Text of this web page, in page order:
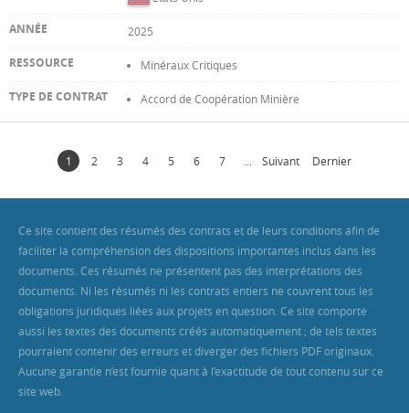
2025
Minéraux Critiques
Accord de Coopération Minière
1 2 3 4 5 6 7 Suivant Dernier
Ce site contient des résumés des contrats et de leurs conditions afin de
faciliter la compréhension des dispositions importantes inclus dans les
documents. Ces résumés ne présentent pas des interprétations des
documents. Ni les résumés ni les contrats entiers ne couvrent tous les
obligations juridiques liées aux projets en question. Ce site comporte
aussi les textes des documents créés automatiquement ; de tels textes
pourraient contenir des erreurs et diverger des fichiers PDF originaux.
Aucune garantie n’est fournie quant à l’exactitude de tout contenu sur ce
site web.